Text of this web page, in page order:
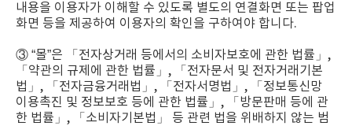
내용을 이용자가 이해할 수 있도록 별도의 연결화면 또는 팝업
화면 등을 제공하여 이용자의 확인을 구하여야 합니다.
③ “몰”은 「전자상거래 등에서의 소비자보호에 관한 법률」,
「약관의 규제에 관한 법률」, 「전자문서 및 전자거래기본
법」, 「전자금융거래법」, 「전자서명법」, 「정보통신망
이용촉진 및 정보보호 등에 관한 법률」, 「방문판매 등에 관
한 법률」, 「소비자기본법」 등 관련 법을 위배하지 않는 범